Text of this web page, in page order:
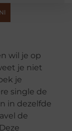
wil je op
je niet
je
single de
in dezelfde
de